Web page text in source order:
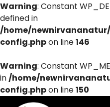
Warning: Constant
defined in
/home/
config.phpon line146
Warning: Constant
in/home/
config.phpon line150